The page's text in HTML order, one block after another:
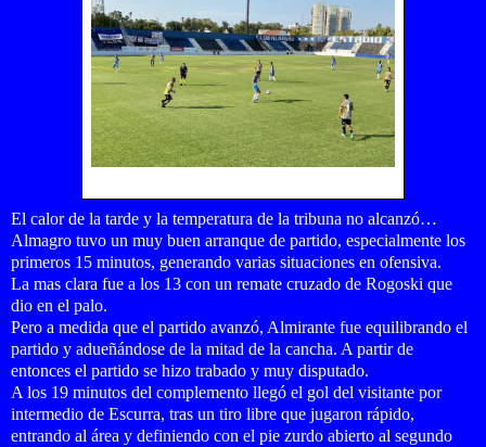
El calor de la tarde y la temperatura de la tribuna no alcanzó…
Almagro tuvo un muy buen arranque de partido, especialmente los
primeros 15 minutos, generando varias situaciones en ofensiva.
La mas clara fue a los 13 con un remate cruzado de Rogoski que
dio en el palo.
Pero a medida que el partido avanzó, Almirante fue equilibrando el
partido y adueñándose de la mitad de la cancha. A partir de
entonces el partido se hizo trabado y muy disputado.
A los 19 minutos del complemento llegó el gol del visitante por
intermedio de Escurra, tras un tiro libre que jugaron rápido,
entrando al área y definiendo con el pie zurdo abierto al segundo